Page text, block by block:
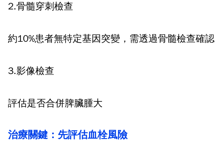
2.骨髓穿刺檢查
約10%患者無特定基因突變，需透過骨髓檢查確認
3.影像檢查
評估是否合併脾臟腫大
治療關鍵：先評估血栓風險